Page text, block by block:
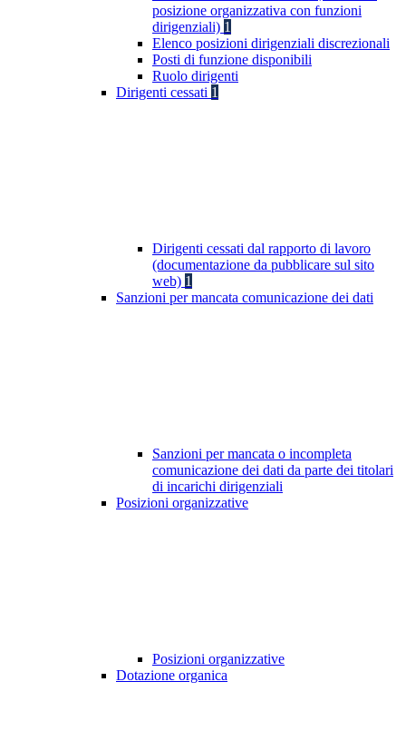
posizione organizzativa con funzioni
dirigenziali) 1
Elenco posizioni dirigenziali discrezionali
Posti di funzione disponibili
Ruolo dirigenti
Dirigenti cessati 1
Dirigenti cessati dal rapporto di lavoro
(documentazione da pubblicare sul sito
web) 1
Sanzioni per mancata comunicazione dei dati
Sanzioni per mancata o incompleta
comunicazione dei dati da parte dei titolari
di incarichi dirigenziali
Posizioni organizzative
Posizioni organizzative
Dotazione organica